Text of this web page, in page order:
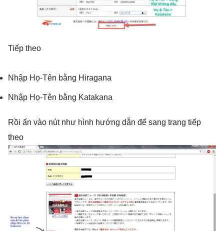
Tiếp theo
Nhập Họ-Tên bằng Hiragana
Nhập Họ-Tên bằng Katakana
Rồi ấn vào nút như hình hướng dẫn để sang trang tiếp
theo